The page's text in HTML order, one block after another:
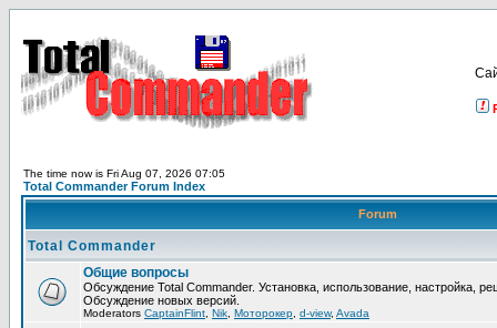
The time now is Fri Aug 07, 2026 07:05
Total Commander Forum Index
Forum
Total Commander
Общие вопросы
Обсуждение Total Commander. Установка, использование, настройка,
Обсуждение новых версий.
Moderators CaptainFlint Nik Моторокер d-view, Avada